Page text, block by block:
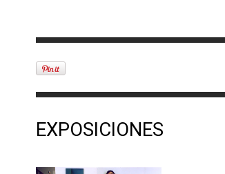
EXPOSICIONES